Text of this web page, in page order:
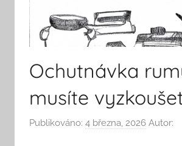
Ochutnávka
musíte
Publikováno: 4 března, 2026 Autor: